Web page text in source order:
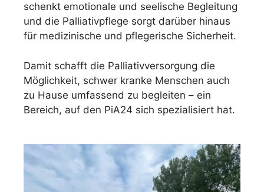
schenkt emotionale und seelische Begleitung
und die Palliativpflege sorgt darüber hinaus
für medizinische und pflegerische Sicherheit.
Damit schafft die Palliativversorgung die
Möglichkeit, schwer kranke Menschen auch
zu Hause umfassend zu begleiten – ein
Bereich, auf den PiA24 sich spezialisiert hat.